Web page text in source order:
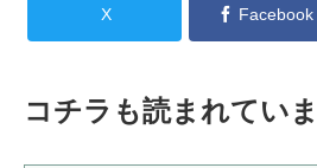
X Facebook
コチラも読まれてい